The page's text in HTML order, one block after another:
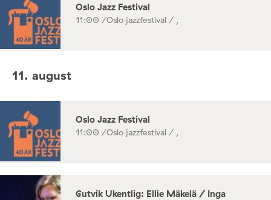
Oslo Jazz Festival
11:00 /Oslo jazzfestival / ,
11. august
Oslo Jazz Festival
11:00 /Oslo jazzfestival / ,
Gutvik Ukentlig: Ellie Mäkelä / Inga